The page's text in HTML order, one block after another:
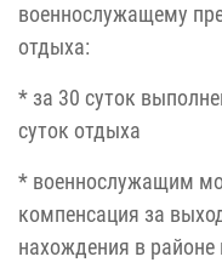
военнослужащему
отдыха:
* за 30 суток
суток отдыха
* военнослужащим
компенсация за
нахождения в